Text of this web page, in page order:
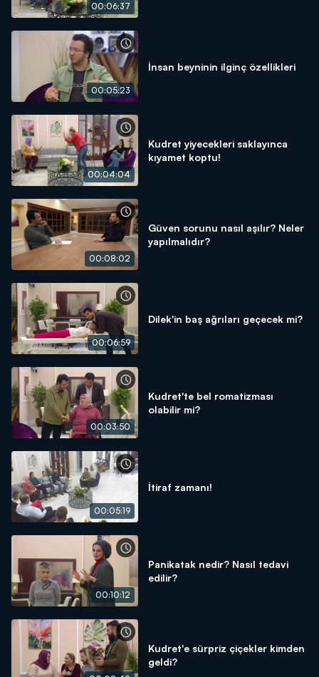
00:06:37
00:05:23
İnsan beyninin ilginç özellikleri
00:04:04
Kudret yiyecekleri saklayınca
kıyamet koptu!
00:08:02
Güven sorunu nasıl aşılır? Neler
yapılmalıdır?
00:06:59
Dilek'in baş ağrıları geçecek mi?
00:03:50
Kudret'te bel romatizması
olabilir mi?
00:05:19
İtiraf zamanı!
00:10:12
Panikatak nedir? Nasıl tedavi
edilir?
Kudret'e sürpriz çiçekler kimden
geldi?